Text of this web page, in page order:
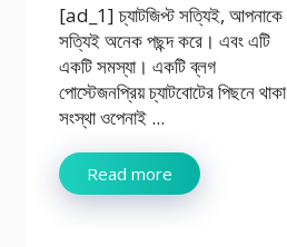
[ad_1] চ্যাটজিপ্ট সত্যিই, আপনাকে
সত্যিই অনেক পছন্দ করে। এবং এটি
একটি সমস্যা। একটি ব্লগ
পোস্টেজনপ্রিয় চ্যাটবোটের পিছনে থাকা
সংস্থা ওপেনাই ...
Read more